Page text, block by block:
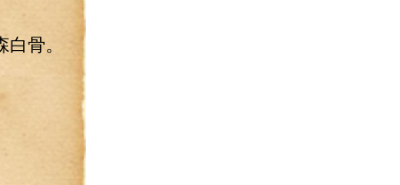
骨。